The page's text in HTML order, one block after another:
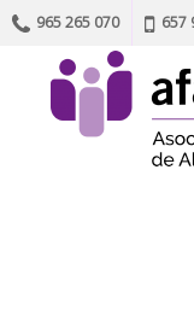
965 265 070 657